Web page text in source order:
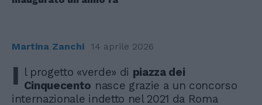
Martina Zanchi 14 aprile 2026
I l progetto «verde» di piazza dei
Cinquecento nasce grazie a un concorso
internazionale indetto nel 2021 da Roma